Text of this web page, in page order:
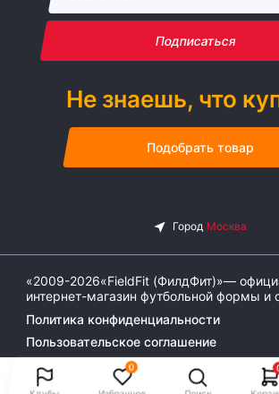
0
Подписаться
Не знаешь, что
Подобрать товар
«2009-2026«FieldFit (ФилдФит)»—
интернет-магазин футбольной формы и
Политика конфиденциальности
Пользовательское соглашение